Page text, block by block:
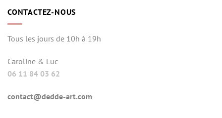
CONTACTEZ-NOUS
Tous les jours de 10h à 19h
Caroline & Luc
06 11 84 03 62
contact@dedde-art.com